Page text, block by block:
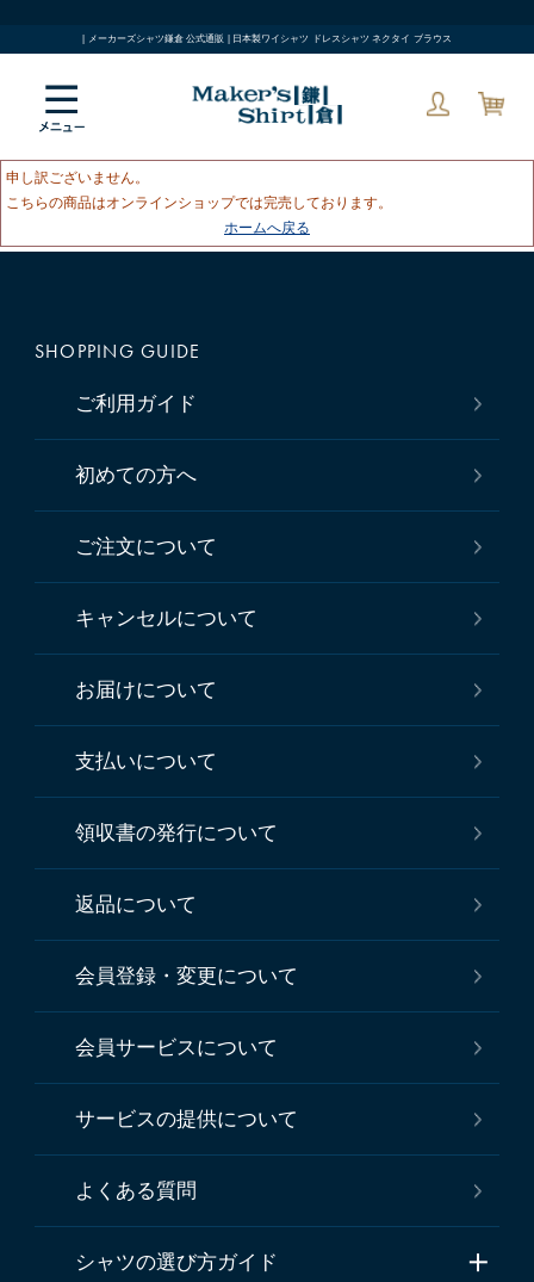
| メーカーズシャツ鎌倉 公式通販 | 日本製ワイシャツ ドレスシャツ ネクタイ ブラウス
申し訳ございません。
こちらの商品はオンラインショップでは完売しております。
ホームへ戻る
SHOPPING GUIDE
ご利用ガイド
初めての方へ
ご注文について
キャンセルについて
お届けについて
支払いについて
領収書の発行について
返品について
会員登録・変更について
会員サービスについて
サービスの提供について
よくある質問
シャツの選び方ガイド